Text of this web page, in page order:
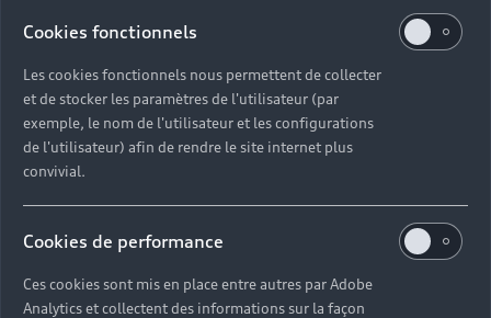
Cookies fonctionnels
Les cookies fonctionnels nous permettent de collecter
et de stocker les paramètres de l'utilisateur (par
exemple, le nom de l'utilisateur et les configurations
de l'utilisateur) afin de rendre le site internet plus
convivial.
Cookies de performance
Ces cookies sont mis en place entre autres par Adobe
Analytics et collectent des informations sur la façon